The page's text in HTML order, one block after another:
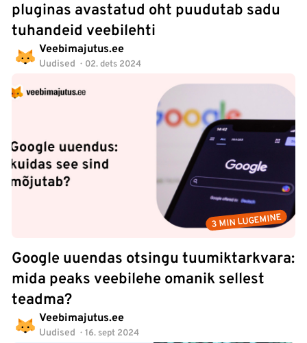
pluginas avastatud oht puudutab sadu
tuhandeid veebilehti
Veebimajutus.ee
Uudised 02. dets 2024
3 MIN LUGEMINE
Google uuendas otsingu tuumiktarkvara:
mida peaks veebilehe omanik sellest
teadma?
Veebimajutus.ee
Uudised 16. sept 2024